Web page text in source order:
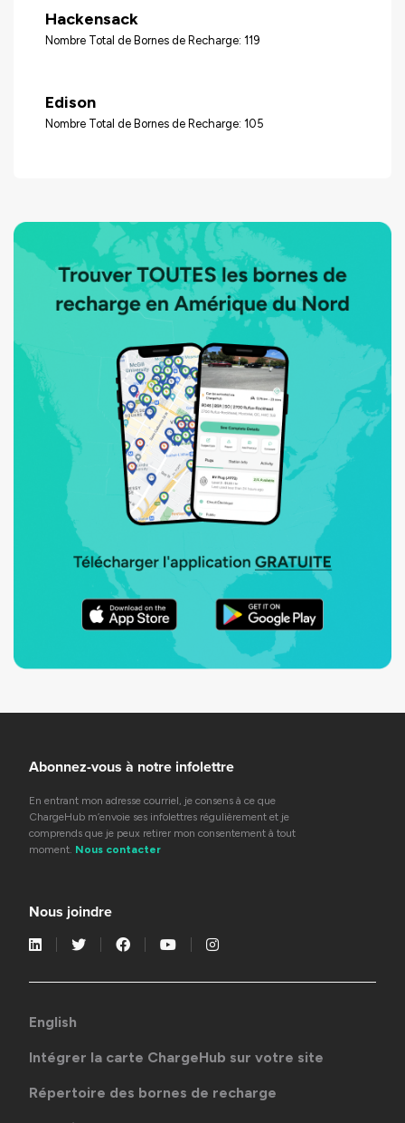
Hackensack
Nombre Total de Bornes de Recharge: 119
Edison
Nombre Total de Bornes de Recharge: 105
Abonnez-vous à notre infolettre
En entrant mon adresse courriel, je consens à ce que
ChargeHub m’envoie ses infolettres régulièrement et je
comprends que je peux retirer mon consentement à tout
moment. Nous contacter
Nous joindre
English
Intégrer la carte ChargeHub sur votre site
Répertoire des bornes de recharge